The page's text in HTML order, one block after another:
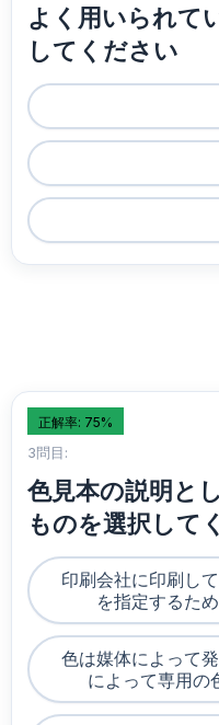
よく用いられて
してください
正解率: 75%
3問目:
色見本の説明と
ものを選択して
印刷会社に印刷し
を指定するた
色は媒体によって
によって専用の